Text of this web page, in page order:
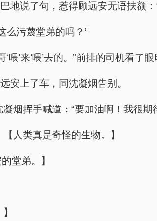
地说了句，惹得顾远安无语扶额：
么污蔑堂弟的吗？”
喂’来‘喂’去的。”前排的司机看了
安上了车，同沈凝烟告别。
烟挥手喊道：“要加油啊！我很期
人类真是奇怪的生物。】
堂弟。】